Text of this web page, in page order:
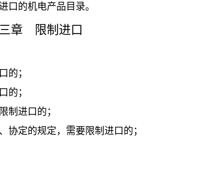
的机电产品目录。
章 限制进口
的；
的；
进口的；
协定的规定，需要限制进口的；